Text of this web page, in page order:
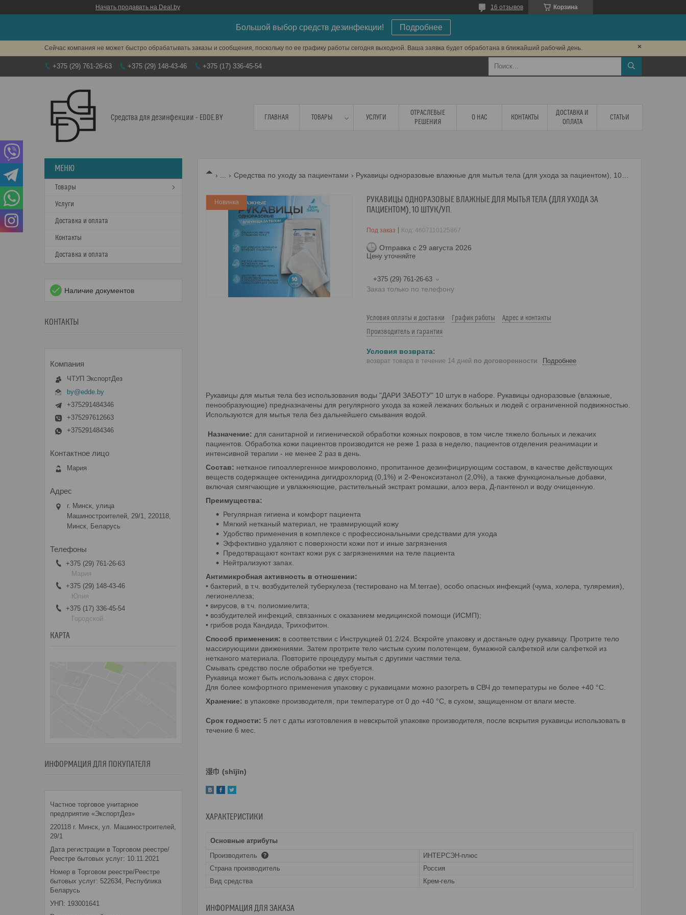
Начать продавать на Deal.by Корзина
16 отзывов
Большой выбор средств дезинфекции! Подробнее
Сейчас компания не может быстро обрабатывать заказы и сообщения, поскольку по ее графику работы сегодня выходной. Ваша заявка будет обработана в ближайший рабочий день.
+375 (29) 761-26-63 +375 (29) 148-43-46 +375 (17) 336-45-54
Средства для дезинфекции - EDDE.BY ГЛАВНАЯ ТОВАРЫ УСЛУГИ
ОТРАСЛЕВЫЕ
РЕШЕНИЯ
О НАС КОНТАКТЫ
ДОСТАВКА И
ОПЛАТА
СТАТЬИ
Средства по уходу за пациентами
Новинка
РУКАВИЦЫ ОДНОРАЗОВЫЕ ВЛАЖНЫЕ ДЛЯ МЫТЬЯ ТЕЛА (ДЛЯ УХОДА ЗА
ПАЦИЕНТОМ), 10 ШТУК/УП.
Под заказ Код: 4607110125867
Отправка с 29 августа 2026
Цену уточняйте
+375 (29) 761-26-63
Заказ только по телефону
Условия оплаты и доставки График работы
Адрес и контакты
Производитель и гарантия
возврат товара в течение 14 дней по договоренности Подробнее
Рукавицы для мытья тела без использования воды "ДАРИ ЗАБОТУ" 10 штук в наборе. Рукавицы одноразовые (влажные,
пенообразующие) предназначены для регулярного ухода за кожей лежачих больных и людей с ограниченной подвижностью.
Используются для мытья тела без дальнейшего смывания водой.
Назначение: для санитарной и гигиенической обработки кожных покровов, в том числе тяжело больных и лежачих
пациентов. Обработка кожи пациентов производится не реже 1 раза в неделю, пациентов отделения реанимации и
интенсивной терапии - не менее 2 раз в день.
Состав: нетканое гипоаллергенное микроволокно, пропитанное дезинфицирующим составом, в качестве действующих
веществ содержащее октенидина дигидрохлорид (0,1%) и 2-Феноксиэтанол (2,0%), а также функциональные добавки,
включая смягчающие и увлажняющие, растительный экстракт ромашки, алоэ вера, Д-пантенол и воду очищенную.
Преимущества:
Регулярная гигиена и комфорт пациента
Мягкий нетканый материал, не травмирующий кожу
Удобство применения в комплексе с профессиональными средствами для ухода
Эффективно удаляют с поверхности кожи пот и иные загрязнения
Предотвращают контакт кожи рук с загрязнениями на теле пациента
Нейтрализуют запах.
Антимикробная активность в отношении:
• бактерий, в т.ч. возбудителей туберкулеза (тестировано на M.terrae), особо опасных инфекций (чума, холера, туляремия),
легионеллеза;
• вирусов, в т.ч. полиомиелита;
• возбудителей инфекций, связанных с оказанием медицинской помощи (ИСМП);
• грибов рода Кандида, Трихофитон.
Способ применения: в соответствии с Инструкцией 01.2/24. Вскройте упаковку и достаньте одну рукавицу. Протрите тело
массирующими движениями. Затем протрите тело чистым сухим полотенцем, бумажной салфеткой или салфеткой из
нетканого материала. Повторите процедуру мытья с другими частями тела.
Смывать средство после обработки не требуется.
Рукавица может быть использована с двух сторон.
Для более комфортного применения упаковку с рукавицами можно разогреть в СВЧ до температуры не более +40 °С.
Хранение: в упаковке производителя, при температуре от 0 до +40 °С, в сухом, защищенном от влаги месте.
Срок годности: 5 лет с даты изготовления в невскрытой упаковке производителя, после вскрытия рукавицы использовать в
течение 6 мес.
湿巾 (shījīn)
ХАРАКТЕРИСТИКИ
Основные атрибуты
Производитель
ИНТЕРСЭН-плюс
Страна производитель
Россия
Вид средства
Крем-гель
ИНФОРМАЦИЯ ДЛЯ ЗАКАЗА
Товары
Услуги
Доставка и оплата
Контакты
Доставка и оплата
Наличие документов
КОНТАКТЫ
ЧТУП ЭкспортДез
by@edde.by
+375291484346
+375297612663
+375291484346
Мария
г. Минск, улица
Машиностроителей, 29/1, 220118,
Минск, Беларусь
+375 (29) 761-26-63
Мария
+375 (29) 148-43-46
Юлия
+375 (17) 336-45-54
Городской
КАРТА
ИНФОРМАЦИЯ ДЛЯ ПОКУПАТЕЛЯ
Частное торговое унитарное
предприятие «ЭкспортДез»
220118 г. Минск, ул. Машиностроителей,
29/1
Дата регистрации в Торговом реестре/
Реестре бытовых услуг: 10.11.2021
Номер в Торговом реестре/Реестре
бытовых услуг: 522634, Республика
Беларусь
УНП: 193001641